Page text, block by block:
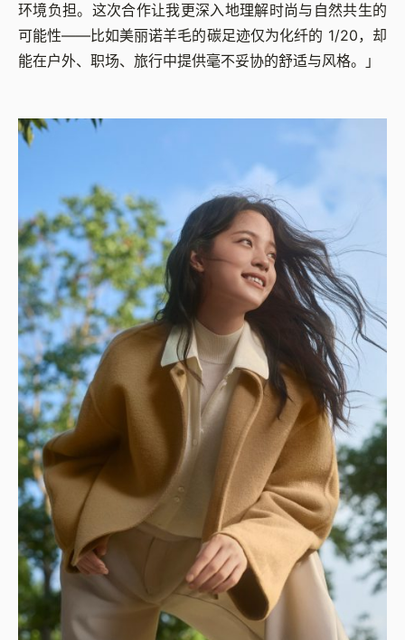
环境负担。这次合作让我更深入地理解时尚与自然共生的
可能性——比如美丽诺羊毛的碳足迹仅为化纤的 1/20，却
能在户外、职场、旅行中提供毫不妥协的舒适与风格。」